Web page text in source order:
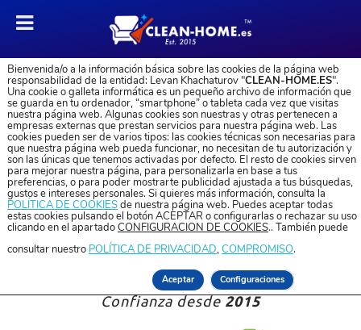
SERVICIO DE LIMPIEZA DE TOLDOS
Servicio profesional de limpieza de toldos
EXPERTOS EN LIMPIEZA DE
TOLDOS A DOMICILIO
TOLDOS | SOMBRILLAS | CARPAS
CRISTALES | PERSIANAS | MUEBLES
Confianza desde2015
Bienvenida/o a la información básica sobre las cookies de la página web
responsabilidad de la entidad: Levan Khachaturov "CLEAN-HOME.ES".
Una cookie o galleta informática es un pequeño archivo de información que
se guarda en tu ordenador, “smartphone” o tableta cada vez que visitas
nuestra página web. Algunas cookies son nuestras y otras pertenecen a
empresas externas que prestan servicios para nuestra página web. Las
cookies pueden ser de varios tipos: las cookies técnicas son necesarias para
que nuestra página web pueda funcionar, no necesitan de tu autorización y
son las únicas que tenemos activadas por defecto. El resto de cookies sirven
para mejorar nuestra página, para personalizarla en base a tus
preferencias, o para poder mostrarte publicidad ajustada a tus búsquedas,
gustos e intereses personales. Si quieres más información, consulta la
POLÍTICA DE COOKIESde nuestra página web. Puedes aceptar todas
estas cookies pulsando el botón ACEPTAR o configurarlas o rechazar su uso
clicando en el apartadoCONFIGURACIÓN DE COOKIES.. También puede
consultar nuestro POLÍTICA DE PRIVACIDAD, COMPROMISO.
Aceptar Configuraciones